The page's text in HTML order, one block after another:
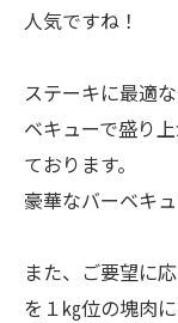
人気ですね！
ステーキに最適
ベキューで盛り
ております。
豪華なバーベキュ
また、ご要望に
を１㎏位の塊肉